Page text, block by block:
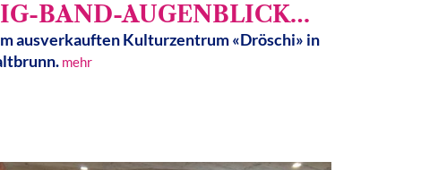
BAND-AUGENBLICK…
ausverkauften Kulturzentrum «Dröschi» in
mehr